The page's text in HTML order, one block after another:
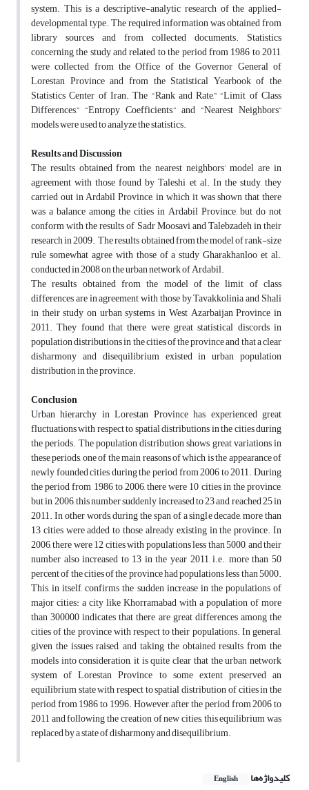
system. This is a descriptive-analytic research of the applied-
developmental type. The required information was obtained from
library sources and from collected documents. Statistics
concerning the study and related to the period from 1986 to 2011,
were collected from the Office of the Governor General of
Lorestan Province and from the Statistical Yearbook of the
Statistics Center of Iran. The “Rank and Rate,” “Limit of Class
Differences,” “Entropy Coefficients,” and “Nearest Neighbors”
models were used to analyze the statistics.
Results and Discussion
The results obtained from the nearest neighbors’ model are in
agreement with those found by Taleshi et al. In the study, they
carried out in Ardabil Province, in which it was shown that there
was a balance among the cities in Ardabil Province, but do not
conform with the results of Sadr Moosavi and Talebzadeh in their
research in 2009. The results obtained from the model of rank-size
rule somewhat agree with those of a study Gharakhanloo et al.,
conducted in 2008 on the urban network of Ardabil.
The results obtained from the model of the limit of class
differences are in agreement with those by Tavakkolinia and Shali
in their study on urban systems in West Azarbaijan Province in
2011. They found that there were great statistical discords in
population distributions in the cities of the province and that a clear
disharmony and disequilibrium existed in urban population
distribution in the province.
Conclusion
Urban hierarchy in Lorestan Province has experienced great
fluctuations with respect to spatial distributions in the cities during
the periods. The population distribution shows great variations in
these periods, one of the main reasons of which is the appearance of
newly founded cities during the period from 2006 to 2011. During
the period from 1986 to 2006, there were 10 cities in the province,
but in 2006, this number suddenly increased to 23 and reached 25 in
2011. In other words, during the span of a single decade, more than
13 cities were added to those already existing in the province. In
2006, there were 12 cities with populations less than 5000, and their
number also increased to 13 in the year 2011, i.e., more than 50
percent of the cities of the province had populations less than 5000.
This, in itself, confirms the sudden increase in the populations of
major cities: a city like Khorramabad with a population of more
than 300000 indicates that there are great differences among the
cities of the province with respect to their populations. In general,
given the issues raised, and taking the obtained results from the
models into consideration, it is quite clear that the urban network
system of Lorestan Province to some extent preserved an
equilibrium state with respect to spatial distribution of cities in the
period from 1986 to 1996. However, after the period from 2006 to
2011 and following the creation of new cities, this equilibrium was
replaced by a state of disharmony and disequilibrium.
کلیدواژه‌ها English